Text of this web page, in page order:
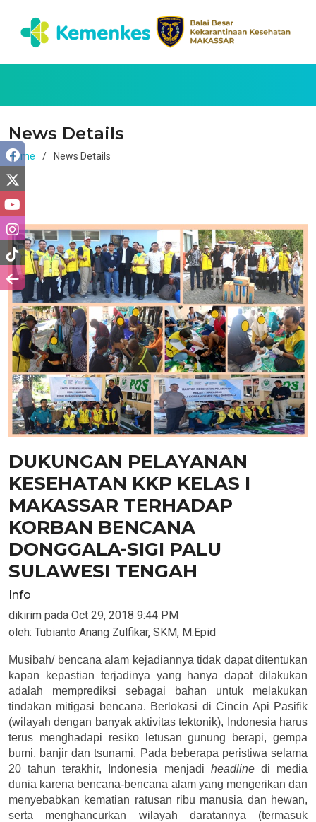
News Details
Home News Details
DUKUNGAN PELAYANAN
KESEHATAN KKP KELAS I
MAKASSAR TERHADAP
KORBAN BENCANA
DONGGALA-SIGI PALU
SULAWESI TENGAH
Info
dikirim pada Oct 29, 2018 9:44 PM
oleh: Tubianto Anang Zulfikar, SKM, M.Epid
Musibah/bencana alam kejadiannya tidak dapat ditentukan
kapan kepastian terjadinya yang hanya dapat dilakukan
adalah memprediksi sebagai bahan untuk melakukan
tindakan mitigasi bencana. Berlokasi di Cincin Api Pasifik
(wilayah dengan banyak aktivitas tektonik), Indonesia harus
terus menghadapi resiko letusan gunung berapi, gempa
bumi, banjir dan tsunami. Pada beberapa peristiwa selama
20 tahun terakhir, Indonesia menjadi headlinedi media
dunia karena bencana-bencana alam yang mengerikan dan
menyebabkan kematian ratusan ribu manusia dan hewan,
serta menghancurkan wilayah daratannya (termasuk